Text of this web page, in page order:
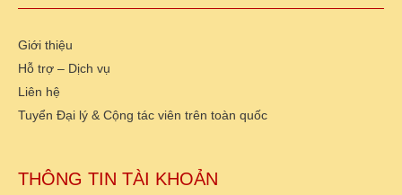
Giới thiệu
Hỗ trợ – Dịch vụ
Liên hệ
Tuyển Đại lý & Cộng tác viên trên toàn quốc
THÔNG TIN TÀI KHOẢN